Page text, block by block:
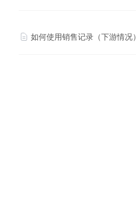
如何使用销售记录（下游情况）